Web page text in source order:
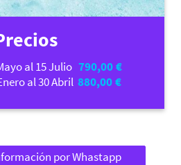
al 15 Julio 790,00 €
al 30 Abril 880,00 €
por Whastapp